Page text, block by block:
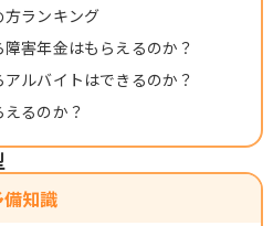
ランキング
害年金はもらえるのか？
ルバイトはできるのか？
るのか？
知識